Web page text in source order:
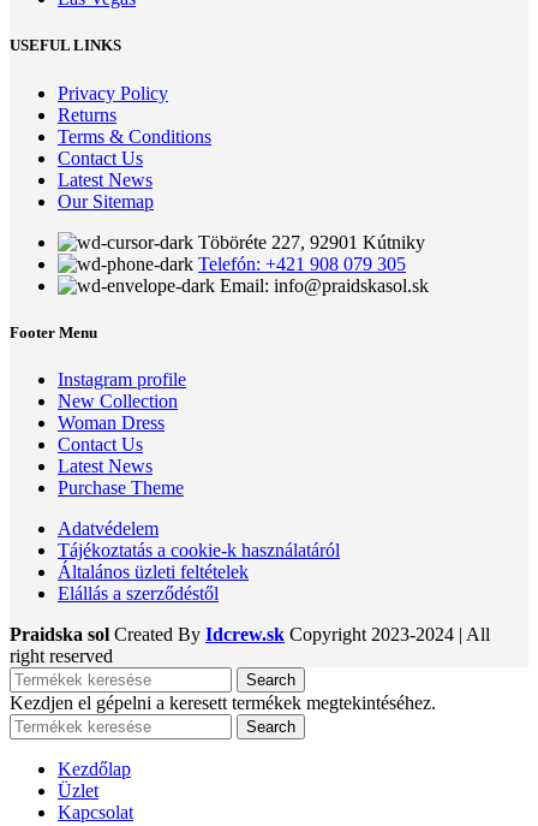
USEFUL LINKS
Privacy Policy
Returns
Terms & Conditions
Contact Us
Latest News
Our Sitemap
Töböréte 227, 92901 Kútniky
Telefón: +421 908 079 305
Email: info@praidskasol.sk
Footer Menu
Instagram profile
New Collection
Woman Dress
Contact Us
Latest News
Purchase Theme
Adatvédelem
Tájékoztatás a cookie-k használatáról
Általános üzleti feltételek
Elállás a szerződéstől
Praidska sol Created By Idcrew.sk Copyright 2023-2024 | All
right reserved
Search
Kezdjen el gépelni a keresett termékek megtekintéséhez.
Search
Kezdőlap
Üzlet
Kapcsolat